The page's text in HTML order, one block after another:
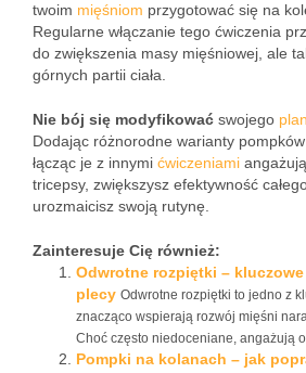
twoim mięśniom przygotować się na
Regularne włączanie tego ćwiczenia
do zwiększenia masy mięśniowej, ale
górnych partii ciała.
Nie bój się modyfikować swojego
Dodając różnorodne warianty
łącząc je z innymi ćwiczeniami
tricepsy, zwiększysz efektywność
urozmaicisz swoją rutynę.
Zainteresuje Cię również:
Odwrotne rozpiętki –
plecy Odwrotne rozpiętki to jedno z
znacząco wspierają rozwój mięśni
Choć często niedoceniane, angażują
Pompki na kolanach – jak